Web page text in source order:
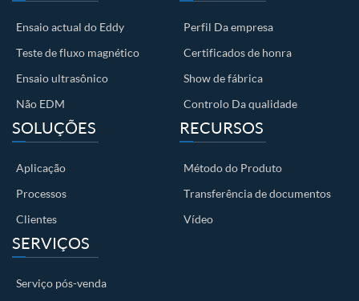
Ensaio actual do Eddy
Teste de fluxo magnético
Ensaio ultrasônico
Não EDM
Perfil Da empresa
Certificados de honra
Show de fábrica
Controlo Da qualidade
SOLUÇÕES
Aplicação
Processos
Clientes
RECURSOS
Método do Produto
Transferência de documentos
Vídeo
SERVIÇOS
Serviço pós-venda